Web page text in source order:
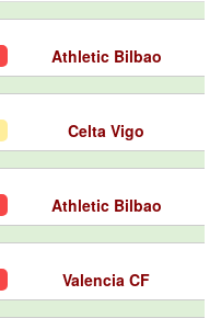
Athletic Bilbao
Celta Vigo
Athletic Bilbao
Valencia CF